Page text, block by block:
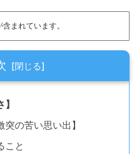
まれています。
突の苦い思い出】
こと